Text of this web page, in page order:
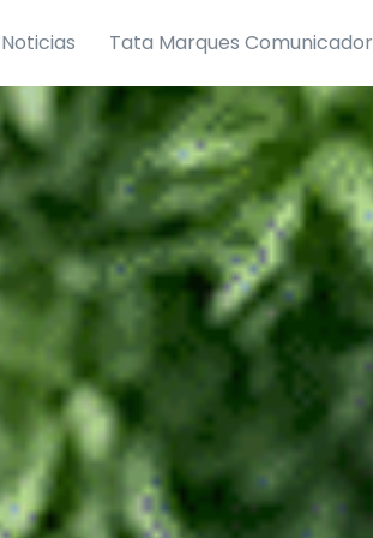
Noticias Tata Marques Comunicador